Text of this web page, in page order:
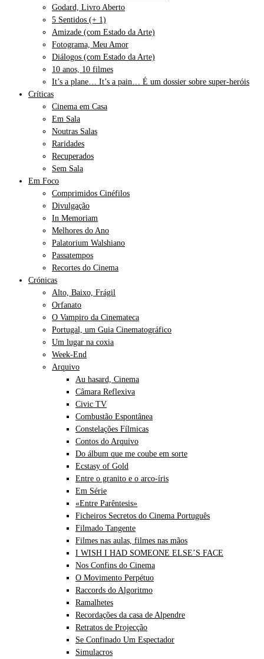
Godard, Livro Aberto
5 Sentidos (+ 1)
Amizade (com Estado da Arte)
Fotograma, Meu Amor
Diálogos (com Estado da Arte)
10 anos, 10 filmes
It’s a plane… It’s a pain… É um dossier sobre super-heróis
Críticas
Cinema em Casa
Em Sala
Noutras Salas
Raridades
Recuperados
Sem Sala
Em Foco
Comprimidos Cinéfilos
Divulgação
In Memoriam
Melhores do Ano
Palatorium Walshiano
Passatempos
Recortes do Cinema
Crónicas
Alto, Baixo, Frágil
Orfanato
O Vampiro da Cinemateca
Portugal, um Guia Cinematográfico
Um lugar na coxia
Week-End
Arquivo
Au hasard, Cinema
Câmara Reflexiva
Civic TV
Combustão Espontânea
Constelações Fílmicas
Contos do Arquivo
Do álbum que me coube em sorte
Ecstasy of Gold
Entre o granito e o arco-íris
Em Série
«Entre Parêntesis»
Ficheiros Secretos do Cinema Português
Filmado Tangente
Filmes nas aulas, filmes nas mãos
I WISH I HAD SOMEONE ELSE’S FACE
Nos Confins do Cinema
O Movimento Perpétuo
Raccords do Algoritmo
Ramalhetes
Recordações da casa de Alpendre
Retratos de Projecção
Se Confinado Um Espectador
Simulacros